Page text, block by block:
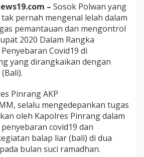
– Sosok Polwan yang
pernah mengenal lelah dalam
pemantauan dan mengontrol
2020 Dalam Rangka
Covid19 di
yang dirangkaikan dengan
Pinrang AKP
selalu mengedepankan tugas
oleh Kapolres Pinrang dalam
covid19 dan
balap liar (bali) di dua
bulan suci ramadhan.